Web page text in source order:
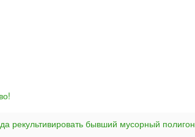
рекультивировать бывший мусорный полигон